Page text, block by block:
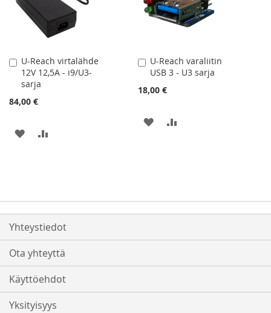
U-Reach virtalähde
12V 12,5A - i9/U3-
sarja
84,00 €
Lisää
ostoskoriin
LISÄÄ
U-Reach varaliitin
USB 3 - U3 sarja
18,00 €
Lisää
ostoskoriin
LISÄÄ
Yhteystiedot
Ota yhteyttä
Käyttöehdot
Yksityisyys